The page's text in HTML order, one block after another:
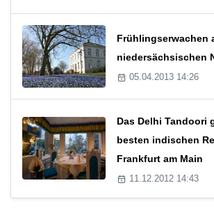
Frühlingserwachen
niedersächsischen
05.04.2013 14:26
Das Delhi Tandoori
besten indischen
Frankfurt am Main
11.12.2012 14:43